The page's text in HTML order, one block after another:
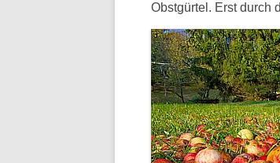
Obstgürtel. Erst durch